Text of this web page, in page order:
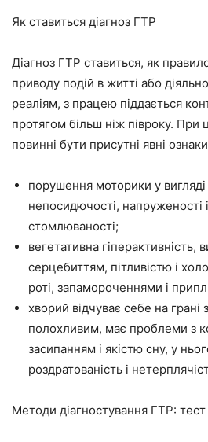
Як ставиться діагноз ГТР
Діагноз ГТР ставиться, як
приводу подій в житті або
реаліям, з працею піддається
протягом більш ніж півроку. При
повинні бути присутні явні
порушення моторики у
непосидючості, напруженості
стомлюваності;
вегетативна
серцебиттям, пітливістю і
роті, запамороченнями і
хворий відчуває себе на грані
полохливим, має проблеми з
засипанням і якістю сну, у
роздратованість і
Методи діагностування ГТР: тест